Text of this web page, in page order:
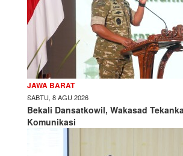
JAWA BARAT
SABTU, 8 AGU 2026
Bekali Dansatkowil, Wakasad
Komunikasi